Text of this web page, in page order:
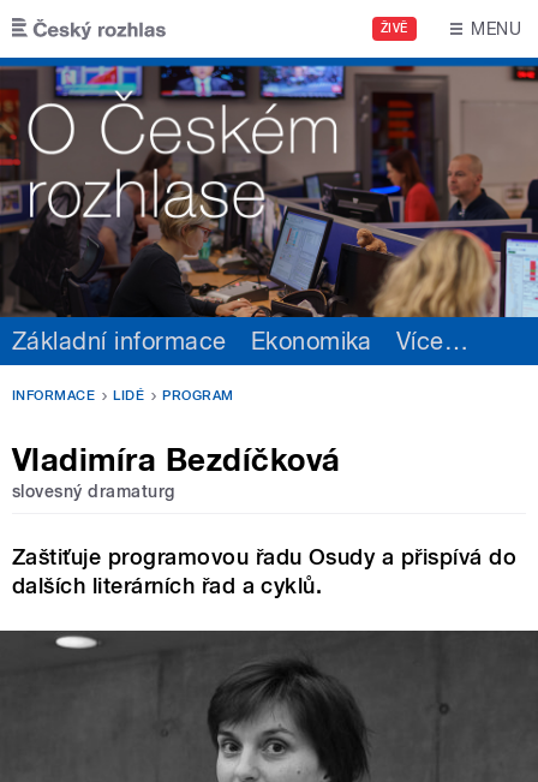
Přejít k hlavnímu obsahu
ŽIVĚ MENU
Základní informace Ekonomika Více…
INFORMACE LIDÉ PROGRAM
Vladimíra Bezdíčková
slovesný dramaturg
Zaštiťuje programovou řadu Osudy a přispívá do
dalších literárních řad a cyklů.